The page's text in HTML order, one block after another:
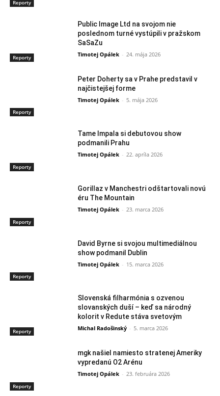
Reporty
Reporty
Public Image Ltd na svojom nie
poslednom turné vystúpili v pražskom
SaSaZu
Timotej Opálek - 24. mája 2026
Reporty
Peter Doherty sa v Prahe predstavil v
najčistejšej forme
Timotej Opálek - 5. mája 2026
Reporty
Tame Impala si debutovou show
podmanili Prahu
Timotej Opálek - 22. apríla 2026
Reporty
Gorillaz v Manchestri odštartovali novú
éru The Mountain
Timotej Opálek - 23. marca 2026
Reporty
David Byrne si svojou multimediálnou
show podmanil Dublin
Timotej Opálek - 15. marca 2026
Reporty
Slovenská filharmónia s ozvenou
slovanských duší – keď sa národný
kolorit v Redute stáva svetovým
Michal Radošinský - 5. marca 2026
Reporty
mgk našiel namiesto stratenej Ameriky
vypredanú O2 Arénu
Timotej Opálek - 23. februára 2026